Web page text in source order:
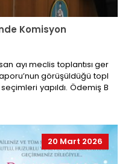
Komisyon
ayı meclis toplantısı ger
görüşüldüğü topl
yapıldı. Ödemiş B
20 Mart 2026